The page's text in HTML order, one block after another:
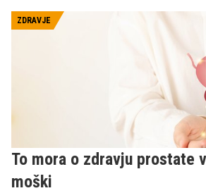
ZDRAVJE
To mora o zdravju prostate
moški